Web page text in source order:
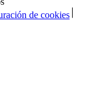
de cookies